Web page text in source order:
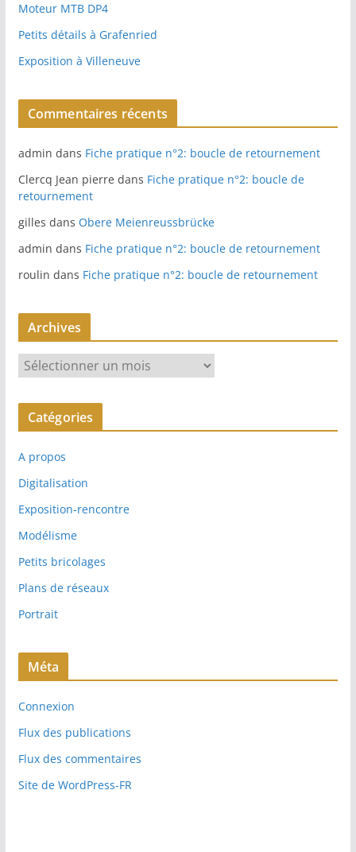
Moteur MTB DP4
Petits détails à Grafenried
Exposition à Villeneuve
Commentaires récents
admin dans Fiche pratique n°2: boucle de retournement
Clercq Jean pierre dans Fiche pratique n°2: boucle de
retournement
gilles dans Obere Meienreussbrücke
admin dans Fiche pratique n°2: boucle de retournement
roulin dans Fiche pratique n°2: boucle de retournement
Archives
c
v
e
s
Catégories
A propos
Digitalisation
Exposition-rencontre
Modélisme
Petits bricolages
Plans de réseaux
Portrait
Méta
Connexion
Flux des publications
Flux des commentaires
Site de WordPress-FR